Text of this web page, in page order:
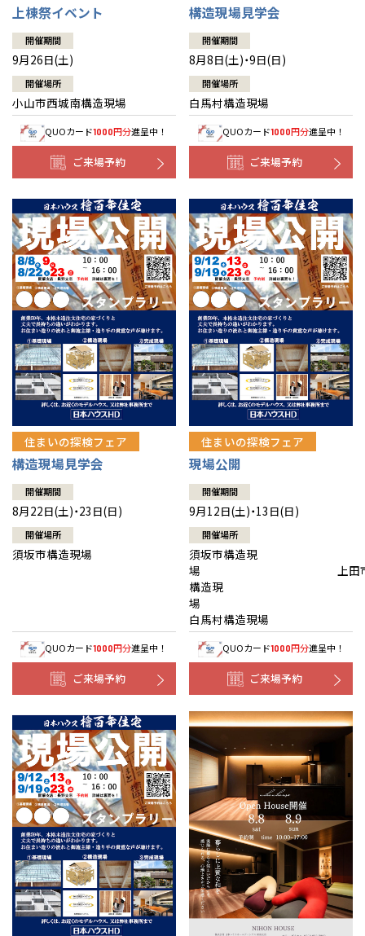
上棟祭イベント
開催期間
9月26日(土)
開催場所
小山市西城南構造現場
QUOカード1000円分進呈中！
ご来場予約
構造現場見学会
開催期間
8月8日(土)・9日(日)
開催場所
白馬村構造現場
QUOカード1000円分進呈中！
ご来場予約
住まいの探検フェア
構造現場見学会
開催期間
8月22日(土)・23日(日)
開催場所
須坂市構造現場
QUOカード1000円分進呈中！
ご来場予約
住まいの探検フェア
現場公開
開催期間
9月12日(土)・13日(日)
開催場所
須坂市構造現
場 上田
構造現
白馬村構造現場
QUOカード1000円分進呈中！
ご来場予約